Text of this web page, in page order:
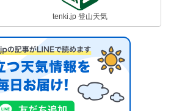
tenki.jp 登山天気